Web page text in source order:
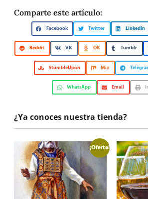
Comparte este artículo:
Facebook Twitter LinkedIn
Reddit VK OK Tumblr
StumbleUpon Mix
WhatsApp Email
¿Ya conoces nuestra tienda?
¡Oferta!